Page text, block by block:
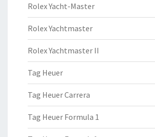
Rolex Yacht-Master
Rolex Yachtmaster
Rolex Yachtmaster II
Tag Heuer
Tag Heuer Carrera
Tag Heuer Formula 1